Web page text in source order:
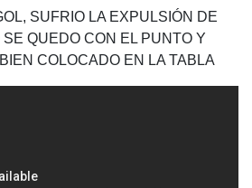
SUFRIO LA EXPULSIÓN DE
QUEDO CON EL PUNTO Y
COLOCADO EN LA TABLA